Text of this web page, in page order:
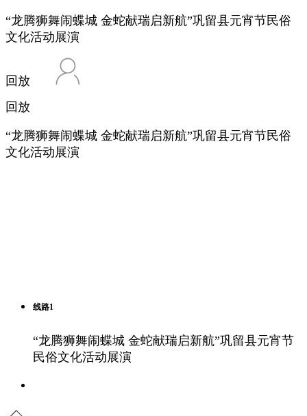
“龙腾狮舞闹蝶城 金蛇献瑞启新航”巩留县元宵节民俗
文化活动展演
回放
回放
“龙腾狮舞闹蝶城 金蛇献瑞启新航”巩留县元宵节民俗
文化活动展演
线路1
“龙腾狮舞闹蝶城 金蛇献瑞启新航”巩留县元宵节
民俗文化活动展演